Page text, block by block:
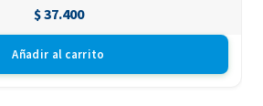
$37.400
Añadir al carrito